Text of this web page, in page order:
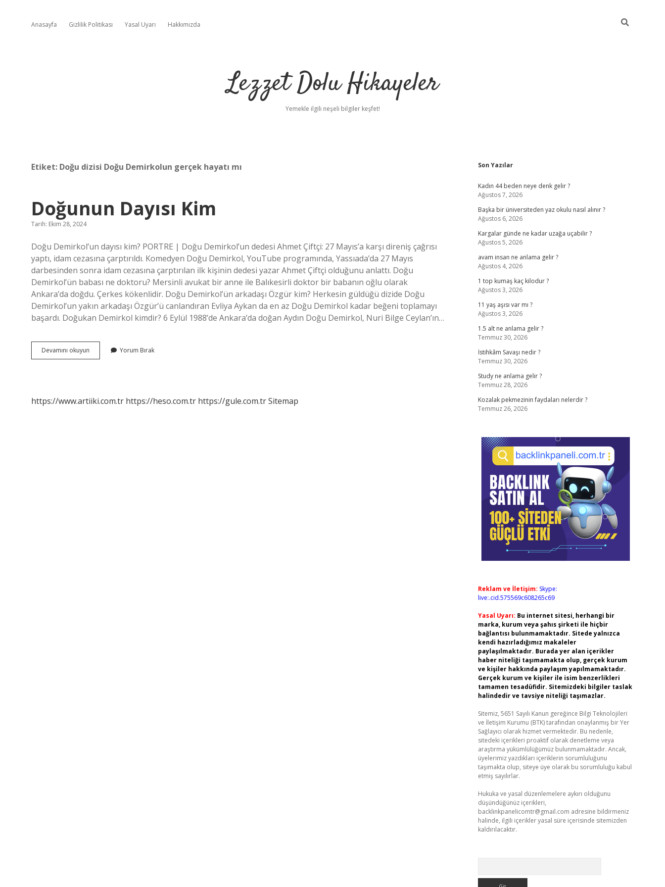
Anasayfa Gizlilik Politikası Yasal Uyarı Hakkımızda
Lezzet Dolu Hikayeler
Yemekle ilgili neşeli bilgiler keşfet!
Etiket: Doğu dizisi Doğu Demirkolun gerçek hayatı mı
Doğunun Dayısı Kim
Tarih: Ekim 28, 2024
Doğu Demirkol’un dayısı kim? PORTRE | Doğu Demirkol’un dedesi Ahmet Çiftçi: 27 Mayıs’a karşı direniş çağrısı
yaptı, idam cezasına çarptırıldı. Komedyen Doğu Demirkol, YouTube programında, Yassıada’da 27 Mayıs
darbesinden sonra idam cezasına çarptırılan ilk kişinin dedesi yazar Ahmet Çiftçi olduğunu anlattı. Doğu
Demirkol’ün babası ne doktoru? Mersinli avukat bir anne ile Balıkesirli doktor bir babanın oğlu olarak
Ankara’da doğdu. Çerkes kökenlidir. Doğu Demirkol’ün arkadaşı Özgür kim? Herkesin güldüğü dizide Doğu
Demirkol’un yakın arkadaşı Özgür’ü canlandıran Evliya Aykan da en az Doğu Demirkol kadar beğeni toplamayı
başardı. Doğukan Demirkol kimdir? 6 Eylül 1988’de Ankara’da doğan Aydın Doğu Demirkol, Nuri Bilge Ceylan’ın…
Devamını okuyun Doğunun
Dayısı
Yorum Bırak
https://www.artiiki.com.tr https://heso.com.tr https://gule.com.trSitemap
Sidebar
Son Yazılar
Kadın 44 beden neye denk gelir ?
Ağustos 7, 2026
Başka bir üniversiteden yaz okulu nasıl alınır ?
Ağustos 6, 2026
Kargalar günde ne kadar uzağa uçabilir ?
Ağustos 5, 2026
avam insan ne anlama gelir ?
Ağustos 4, 2026
1 top kumaş kaç kilodur ?
Ağustos 3, 2026
11 yaş aşısı var mı ?
Ağustos 3, 2026
1.5 alt ne anlama gelir ?
Temmuz 30, 2026
İstihkâm Savaşı nedir ?
Temmuz 30, 2026
Study ne anlama gelir ?
Temmuz 28, 2026
Kozalak pekmezinin faydaları nelerdir ?
Temmuz 26, 2026
Reklam ve İletişim: Skype:
live:.cid.575569c608265c69
Yasal Uyarı: Bu internet sitesi, herhangi bir
marka, kurum veya şahıs şirketi ile hiçbir
bağlantısı bulunmamaktadır. Sitede yalnızca
kendi hazırladığımız makaleler
paylaşılmaktadır. Burada yer alan içerikler
haber niteliği taşımamakta olup, gerçek kurum
ve kişiler hakkında paylaşım yapılmamaktadır.
Gerçek kurum ve kişiler ile isim benzerlikleri
tamamen tesadüfidir. Sitemizdeki bilgiler taslak
halindedir ve tavsiye niteliği taşımazlar.
Sitemiz, 5651 Sayılı Kanun gereğince Bilgi Teknolojileri
ve İletişim Kurumu (BTK) tarafından onaylanmış bir Yer
Sağlayıcı olarak hizmet vermektedir. Bu nedenle,
sitedeki içerikleri proaktif olarak denetleme veya
araştırma yükümlülüğümüz bulunmamaktadır. Ancak,
üyelerimiz yazdıkları içeriklerin sorumluluğunu
taşımakta olup, siteye üye olarak bu sorumluluğu kabul
etmiş sayılırlar.
Hukuka ve yasal düzenlemelere aykırı olduğunu
düşündüğünüz içerikleri,
backlinkpanelicomtr@gmail.com adresine bildirmeniz
halinde, ilgili içerikler yasal süre içerisinde sitemizden
kaldırılacaktır.